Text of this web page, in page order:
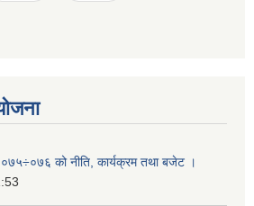
को नीति, कार्यक्रम तथा बजेट ।